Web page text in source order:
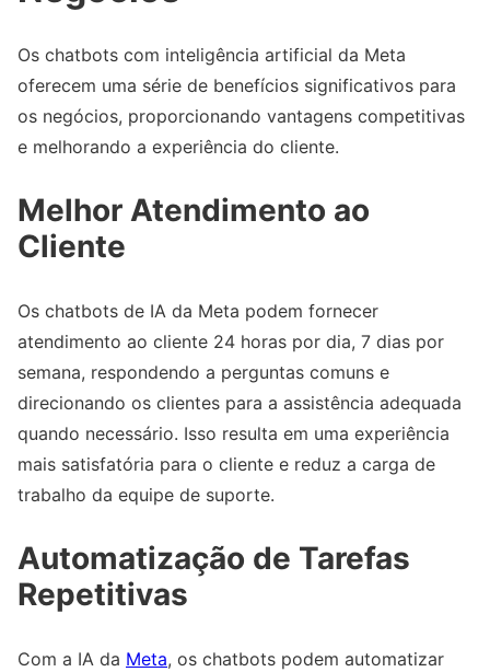
Os chatbots com inteligência artificial da Meta
oferecem uma série de benefícios significativos para
os negócios, proporcionando vantagens competitivas
e melhorando a experiência do cliente.
Melhor Atendimento ao
Cliente
Os chatbots de IA da Meta podem fornecer
atendimento ao cliente 24 horas por dia, 7 dias por
semana, respondendo a perguntas comuns e
direcionando os clientes para a assistência adequada
quando necessário. Isso resulta em uma experiência
mais satisfatória para o cliente e reduz a carga de
trabalho da equipe de suporte.
Automatização de Tarefas
Repetitivas
Com a IA da Meta, os chatbots podem automatizar